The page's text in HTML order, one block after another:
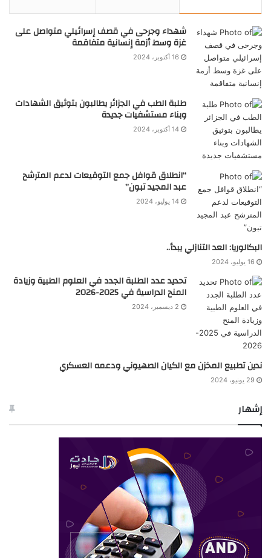
شهداء وجرحى في قصف إسرائيلي متواصل على
غزة وسط أزمة إنسانية متفاقمة
16 أكتوبر، 2024
طلبة الطب في الجزائر يطالبون بتوثيق الشهادات
وبناء مستشفيات جديدة
14 أكتوبر، 2024
“انطلاق قوافل جمع التوقيعات لدعم المترشح
عبد المجيد تبون”
14 يوليو، 2024
البكالوريا: العد التنازلي يبدأ..
16 يوليو، 2024
تحديد عدد الطلبة الجدد في العلوم الطبية وزيادة
المنح الدراسية في 2025-2026
2 ديسمبر، 2024
ندين تطبيع المخزن مع الكيان الصهيوني ودعمه العسكري
29 يونيو، 2024
إشهار